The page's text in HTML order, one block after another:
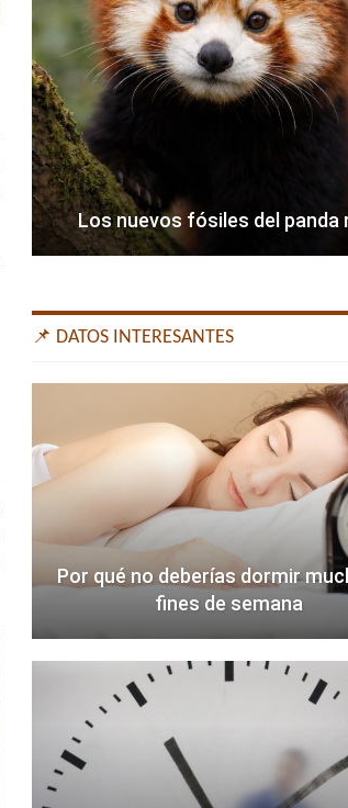
Los nuevos fósiles del panda
📌 DATOS INTERESANTES
Por qué no deberías dormir
fines de semana